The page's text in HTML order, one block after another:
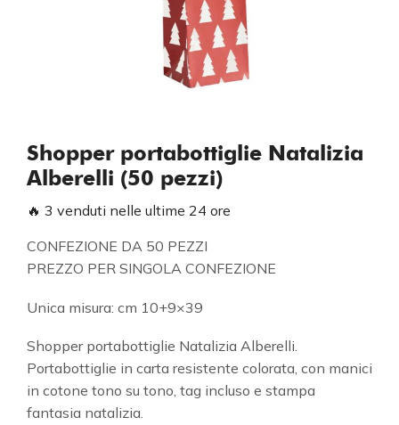
Shopper portabottiglie Natalizia
Alberelli (50 pezzi)
🔥 3 venduti nelle ultime 24 ore
CONFEZIONE DA 50 PEZZI
PREZZO PER SINGOLA CONFEZIONE
Unica misura: cm 10+9×39
Shopper portabottiglie Natalizia Alberelli.
Portabottiglie in carta resistente colorata, con manici
in cotone tono su tono, tag incluso e stampa
fantasia natalizia.